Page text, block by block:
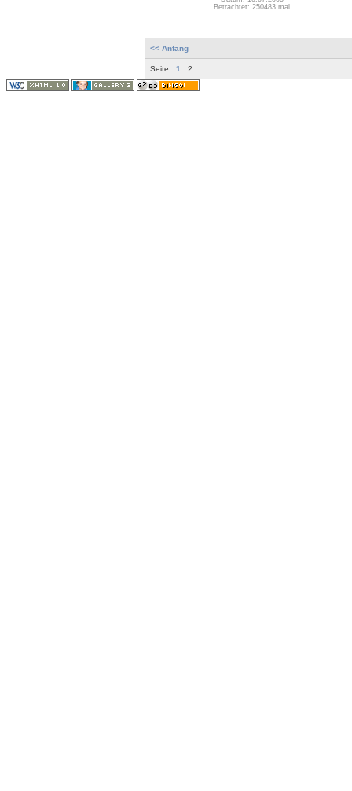
Betrachtet: 250483 mal
<< Anfang
Seite: 1 2